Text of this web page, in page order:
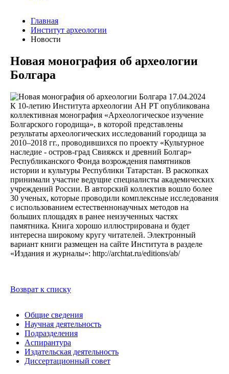
Главная
Институт археологии
Новости
Новая монография об археологии
Болгара
17.04.2024
К 10-летию Института археологии АН РТ опубликована
коллективная монография «Археологическое изучение
Болгарского городища», в которой представлены
результаты археологических исследований городища за
2010–2018 гг., проводившихся по проекту «Культурное
наследие - остров-град Свияжск и древний Болгар»
Республиканского Фонда возрождения памятников
истории и культуры Республики Татарстан. В раскопках
принимали участие ведущие специалисты академических
учреждений России. В авторский коллектив вошло более
30 ученых, которые проводили комплексные исследования
с использованием естественнонаучных методов на
больших площадях в ранее неизученных частях
памятника. Книга хорошо иллюстрирована и будет
интересна широкому кругу читателей. Электронный
вариант книги размещен на сайте Института в разделе
«Издания и журналы»: http://archtat.ru/editions/ab/
Возврат к списку
Общие сведения
Научная деятельность
Подразделения
Аспирантура
Издательская деятельность
Диссертационный совет